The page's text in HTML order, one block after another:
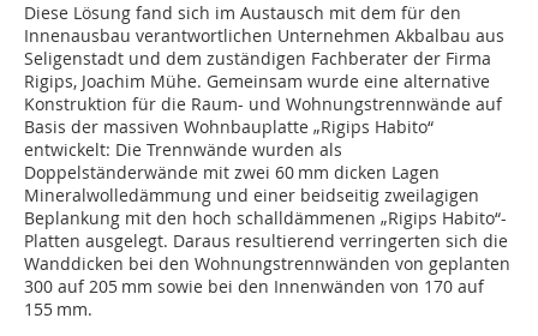
Diese Lösung fand sich im Austausch mit dem für den
Innenausbau verantwortlichen Unternehmen Akbalbau aus
Seligenstadt und dem zuständigen Fachbe­rater der Firma
Rigips, Joachim Mühe. Gemeinsam wurde eine alternative
Konstruktion für die Raum- und Wohnungstrennwände auf
Basis der massiven Wohnbauplatte „Rigips Habito“
entwickelt: Die Trennwände wurden als
Doppelständerwände mit zwei 60 mm dicken Lagen
Mineralwolledämmung und einer beidseitig zweilagigen
Beplankung mit den hoch schalldämmenen „Rigips Habito“-
Platten ausgelegt. Daraus resultierend verringerten sich die
Wanddicken bei den Wohnungstrennwänden von geplanten
300 auf 205 mm sowie bei den Innenwänden von 170 auf
155 mm.